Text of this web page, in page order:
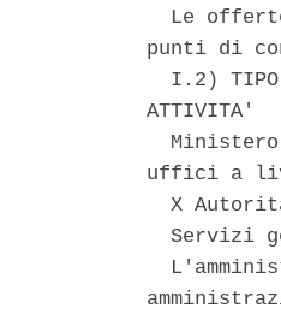
Le
punti di
I.2)
ATTIVITA'
uffici a
X
Servizi